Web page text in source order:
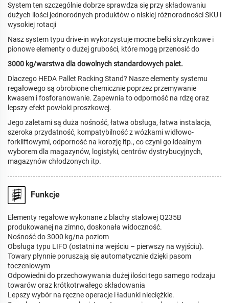
System ten szczególnie dobrze sprawdza się przy składowaniu
dużych ilości jednorodnych produktów o niskiej różnorodności SKU i
wysokiej rotacji
Nasz system typu drive-in wykorzystuje mocne belki skrzynkowe i
pionowe elementy o dużej grubości, które mogą przenosić do
3000 kg/warstwa dla dowolnych standardowych palet.
Dlaczego HEDA Pallet Racking Stand? Nasze elementy systemu
regałowego są obrobione chemicznie poprzez przemywanie
kwasem i fosforanowanie. Zapewnia to odporność na rdzę oraz
lepszy efekt powłoki proszkowej.
Jego zaletami są duża nośność, łatwa obsługa, łatwa instalacja,
szeroka przydatność, kompatybilność z wózkami widłowo-
forkliftowymi, odporność na korozję itp., co czyni go idealnym
wyborem dla magazynów, logistyki, centrów dystrybucyjnych,
magazynów chłodzonych itp.
Funkcje
Elementy regałowe wykonane z blachy stalowej Q235B
produkowanej na zimno, doskonała widoczność.
Nośność do 3000 kg/na poziom
Obsługa typu LIFO (ostatni na wejściu – pierwszy na wyjściu).
Towary płynnie poruszają się automatycznie dzięki pasom
toczeniowym
Odpowiedni do przechowywania dużej ilości tego samego rodzaju
towarów oraz krótkotrwałego składowania
Lepszy wybór na ręczne operacje i ładunki nieciężkie.